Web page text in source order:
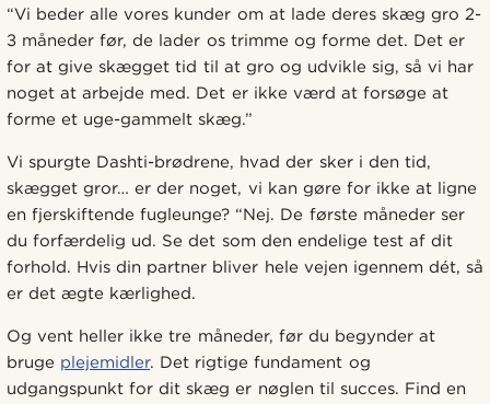
“Vi beder alle vores kunder om at lade deres skæg gro 2-
3 måneder før, de lader os trimme og forme det. Det er
for at give skægget tid til at gro og udvikle sig, så vi har
noget at arbejde med. Det er ikke værd at forsøge at
forme et uge-gammelt skæg.”
Vi spurgte Dashti-brødrene, hvad der sker i den tid,
skægget gror… er der noget, vi kan gøre for ikke at ligne
en fjerskiftende fugleunge? “Nej. De første måneder ser
du forfærdelig ud. Se det som den endelige test af dit
forhold. Hvis din partner bliver hele vejen igennem dét, så
er det ægte kærlighed.
Og vent heller ikke tre måneder, før du begynder at
bruge plejemidler. Det rigtige fundament og
udgangspunkt for dit skæg er nøglen til succes. Find en